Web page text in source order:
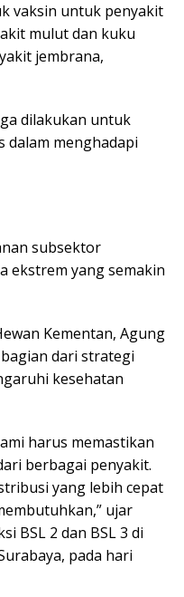
vaksin untuk penyakit
mulut dan kuku
jembrana,
dilakukan untuk
dalam menghadapi
subsektor
ekstrem yang semakin
Kementan, Agung
dari strategi
kesehatan
harus memastikan
berbagai penyakit.
yang lebih cepat
ujar
BSL 2 dan BSL 3 di
pada hari